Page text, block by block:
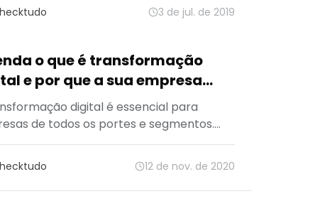
3 de jul. de 2019
o que é transformação
e por que a sua empresa
digital é essencial para
de todos os portes e segmentos.
te explicar como funciona e quais são
12 de nov. de 2020